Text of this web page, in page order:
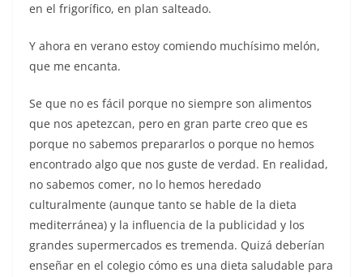
en el frigorífico, en plan salteado.
Y ahora en verano estoy comiendo muchísimo melón,
que me encanta.
Se que no es fácil porque no siempre son alimentos
que nos apetezcan, pero en gran parte creo que es
porque no sabemos prepararlos o porque no hemos
encontrado algo que nos guste de verdad. En realidad,
no sabemos comer, no lo hemos heredado
culturalmente (aunque tanto se hable de la dieta
mediterránea) y la influencia de la publicidad y los
grandes supermercados es tremenda. Quizá deberían
enseñar en el colegio cómo es una dieta saludable para